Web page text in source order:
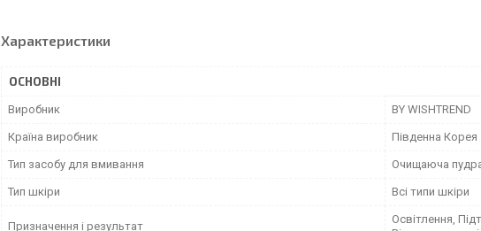
Характеристики
ОСНОВНІ
Виробник BY WISHTREND
Країна виробник Південна Корея
Тип засобу для вмивання Очищаюча
Тип шкіри Всі типи шкіри
Призначення і результат
Освітлення,